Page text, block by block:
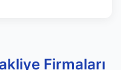
Firmaları